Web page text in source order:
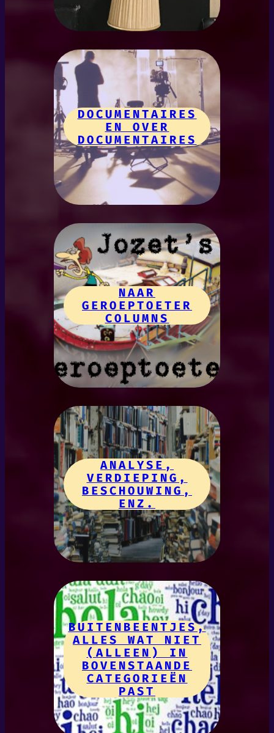
DOCUMENTAIRES
EN OVER
DOCUMENTAIRES
NAAR
GEROEPTOETER
COLUMNS
ANALYSE,
VERDIEPING,
BESCHOUWING,
ENZ.
BUITENBEENTJES,
ALLES WAT NIET
(ALLEEN) IN
BOVENSTAANDE
CATEGORIEËN
PAST